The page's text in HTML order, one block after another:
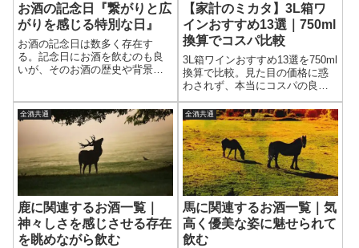
お酒の記念日『繋がりと広
がりを感じる特別な日』
お酒の記念日は数多く存在す
る。記念日にお酒を飲むのも良
いが、そのお酒の歴史や背景を
イン、ウイスキー、カクテル、
スピリッツや、お酒に関連する
記念日をまとめた。
【家計のミカタ】3L箱ワ
インおすすめ13選｜750ml
換算でコスパ比較
3L箱ワインおすすめ13選を750ml
換算で比較。見た目の価格に惑
わされず、本当にコスパの良い
箱ワインが分かる。3Lで1,000円
台の商品も掲載。赤・白それぞ
れの味わいも簡潔に解説し、失
敗しない選び方をまとめた。
全酒共通
鹿に関連するお酒一覧｜
神々しさを感じさせる存在
を眺めながら飲む
全酒共通
馬に関連するお酒一覧｜気
高く優美な姿に魅せられて
飲む